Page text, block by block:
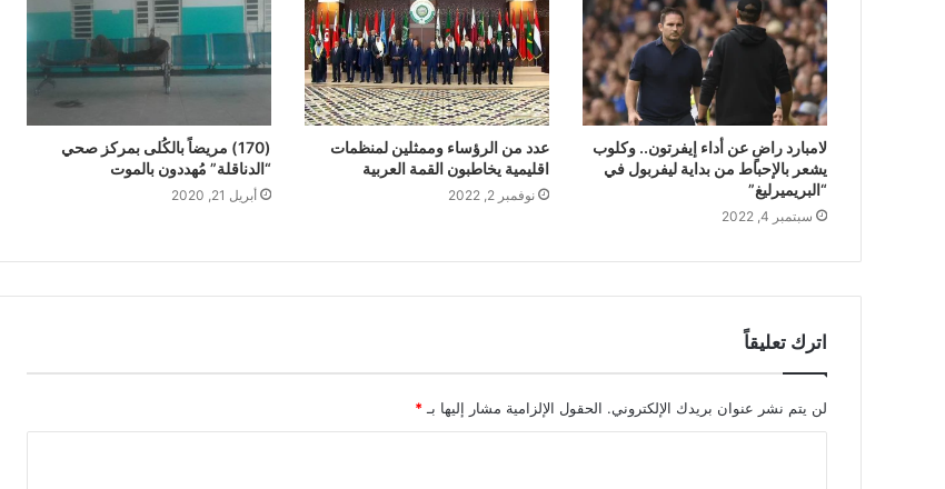
لامبارد راضٍ عن أداء إيفرتون.. وكلوب
يشعر بالإحباط من بداية ليفربول في
“البريميرليغ”
سبتمبر 4, 2022
عدد من الرؤساء وممثلين لمنظمات
اقليمية يخاطبون القمة العربية
نوفمبر 2, 2022
(170) مريضاً بالكُلى بمركز صحي
“الدناقلة” مُهددون بالموت
أبريل 21, 2020
اترك تعليقاً
لن يتم نشر عنوان بريدك الإلكتروني. الحقول الإلزامية مشار إليها بـ *